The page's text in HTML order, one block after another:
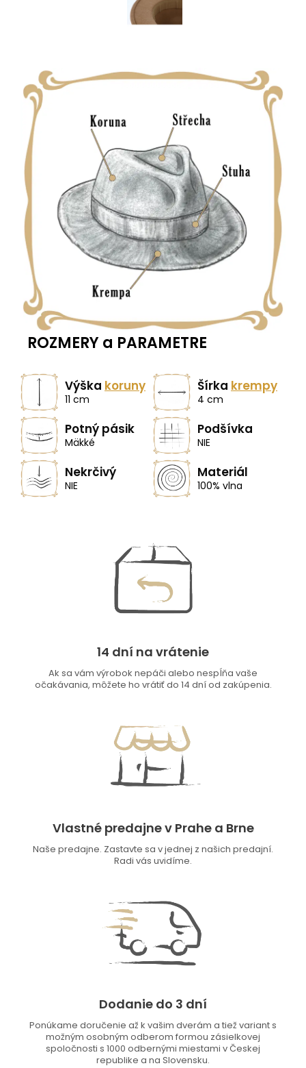
ROZMERY a PARAMETRE
Výška koruny
11 cm
Šírka krempy
4 cm
Potný pásik
Mäkké
Podšívka
NIE
Nekrčivý
NIE
Materiál
100% vlna
14 dní na vrátenie
Ak sa vám výrobok nepáči alebo nespĺňa vaše
očakávania, môžete ho vrátiť do 14 dní od zakúpenia.
Vlastné predajne v Prahe a Brne
Naše predajne. Zastavte sa v jednej z našich predajní.
Radi vás uvidíme.
Dodanie do 3 dní
Ponúkame doručenie až k vašim dverám a tiež variant s
možným osobným odberom formou zásielkovej
spoločnosti s 1000 odbernými miestami v Českej
republike a na Slovensku.